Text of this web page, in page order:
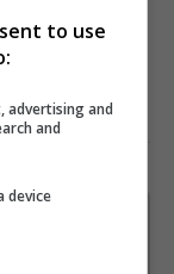
to use
advertising and
and
device